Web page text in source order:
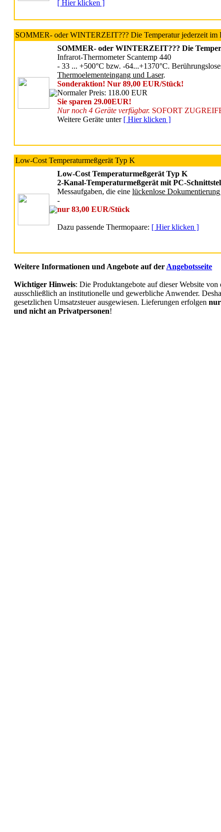
[ Hier klicken ]
SOMMER- oder WINTERZEIT??? Die Temperatur jederzeit im
SOMMER- oder WINTERZEIT??? Die
Infrarot-Thermometer Scantemp 440
- 33 ... +500°C bzw. -64...+1370°C.
Thermoelementeingang und Laser.
Sonderaktion! Nur 89,00 EUR/Stück!
Normaler Preis: 118.00 EUR
Sie sparen 29.00EUR!
Nur noch 4 Geräte verfügbar. SOFORT
Weitere Geräte unter [ Hier klicken ]
Low-Cost Temperaturmeßgerät Typ K
Low-Cost Temperaturmeßgerät Typ K
2-Kanal-Temperaturmeßgerät mit PC-
Messaufgaben, die eine lückenlose
-
nur 83,00 EUR/Stück
Dazu passende Thermopaare: [ Hier klicken ]
Weitere Informationen und Angebote auf der Angebotsseite
Wichtiger Hinweis: Die Produktangebote auf dieser Website
ausschließlich an institutionelle und gewerbliche Anwender.
gesetzlichen Umsatzsteuer ausgewiesen. Lieferungen erfolgen
und nicht an Privatpersonen!